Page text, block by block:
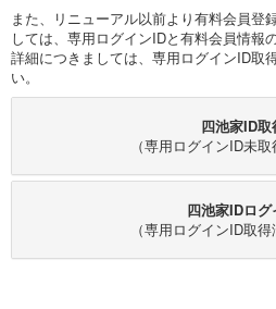
また、リニューアル以前より有料会員登
しては、専用ログインIDと有料会員情報
詳細につきましては、専用ログインID取
い。
四池家ID取
（専用ログインID未取
四池家IDログ
（専用ログインID取得